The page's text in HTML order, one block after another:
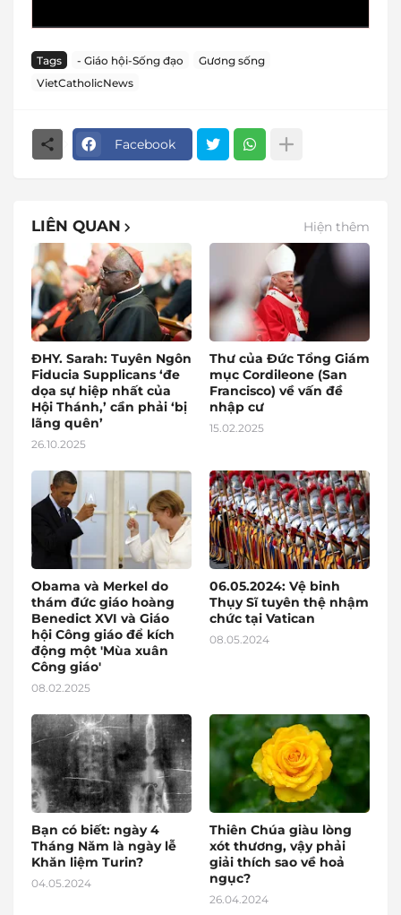
Tags - Giáo hội-Sống đạo
Gương sống
VietCatholicNews
Facebook
LIÊN QUAN Hiện thêm
ĐHY. Sarah: Tuyên Ngôn
Fiducia Supplicans ‘đe
dọa sự hiệp nhất của
Hội Thánh,’ cần phải ‘bị
lãng quên’
26.10.2025
Thư của Đức Tổng Giám
mục Cordileone (San
Francisco) về vấn đề
nhập cư
15.02.2025
Obama và Merkel do
thám đức giáo hoàng
Benedict XVI và Giáo
hội Công giáo để kích
động một 'Mùa xuân
Công giáo'
08.02.2025
06.05.2024: Vệ binh
Thụy Sĩ tuyên thệ nhậm
chức tại Vatican
08.05.2024
Bạn có biết: ngày 4
Tháng Năm là ngày lễ
Khăn liệm Turin?
04.05.2024
Thiên Chúa giàu lòng
xót thương, vậy phải
giải thích sao về hoả
ngục?
26.04.2024